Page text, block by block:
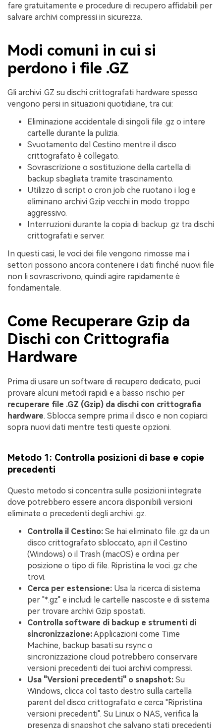
fare gratuitamente e procedure di recupero affidabili per
salvare archivi compressi in sicurezza.
Modi comuni in cui si
perdono i file .GZ
Gli archivi .GZ su dischi crittografati hardware spesso
vengono persi in situazioni quotidiane, tra cui:
Eliminazione accidentale di singoli file .gz o intere
cartelle durante la pulizia.
Svuotamento del Cestino mentre il disco
crittografato è collegato.
Sovrascrizione o sostituzione della cartella di
backup sbagliata tramite trascinamento.
Utilizzo di script o cron job che ruotano i log e
eliminano archivi Gzip vecchi in modo troppo
aggressivo.
Interruzioni durante la copia di backup .gz tra dischi
crittografati e server.
In questi casi, le voci dei file vengono rimosse ma i
settori possono ancora contenere i dati finché nuovi file
non li sovrascrivono, quindi agire rapidamente è
fondamentale.
Come Recuperare Gzip da
Dischi con Crittografia
Hardware
Prima di usare un software di recupero dedicato, puoi
provare alcuni metodi rapidi e a basso rischio per
recuperare file .GZ (Gzip) da dischi con crittografia
hardware. Sblocca sempre prima il disco e non copiarci
sopra nuovi dati mentre testi queste opzioni.
Metodo 1: Controlla posizioni di base e copie
precedenti
Questo metodo si concentra sulle posizioni integrate
dove potrebbero essere ancora disponibili versioni
eliminate o precedenti degli archivi .gz.
Controlla il Cestino: Se hai eliminato file .gz da un
disco crittografato sbloccato, apri il Cestino
(Windows) o il Trash (macOS) e ordina per
posizione o tipo di file. Ripristina le voci .gz che
trovi.
Cerca per estensione: Usa la ricerca di sistema
per "*.gz" e includi le cartelle nascoste e di sistema
per trovare archivi Gzip spostati.
Controlla software di backup e strumenti di
sincronizzazione:Applicazioni come Time
Machine, backup basati su rsync o
sincronizzazione cloud potrebbero conservare
versioni precedenti dei tuoi archivi compressi.
Usa "Versioni precedenti" o snapshot: Su
Windows, clicca col tasto destro sulla cartella
parent del disco crittografato e cerca "Ripristina
versioni precedenti". Su Linux o NAS, verifica la
presenza di snapshot che salvano stati precedenti